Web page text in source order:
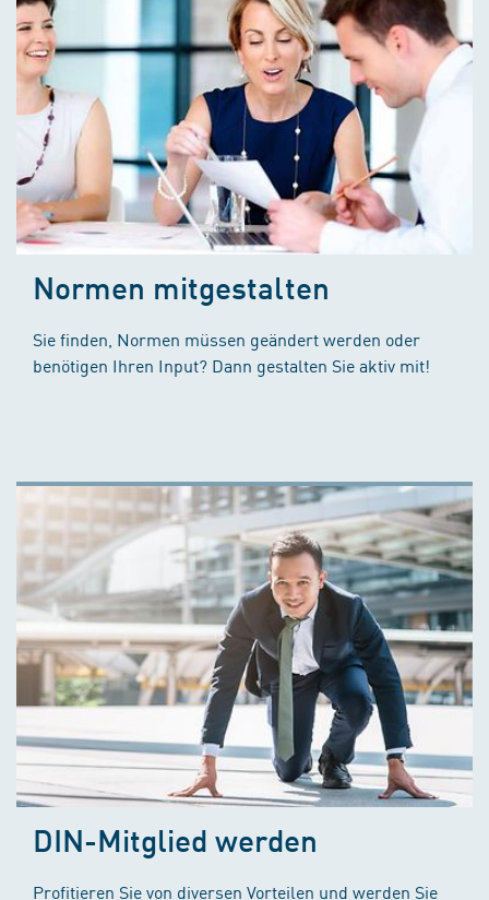
Normen mitgestalten
Sie finden, Normen müssen geändert werden oder
benötigen Ihren Input? Dann gestalten Sie aktiv mit!
DIN-Mitglied werden
Profitieren Sie von diversen Vorteilen und werden Sie